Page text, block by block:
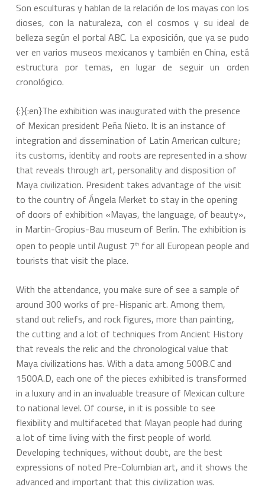
Son esculturas y hablan de la relación de los mayas con los
dioses, con la naturaleza, con el cosmos y su ideal de
belleza según el portal ABC. La exposición, que ya se pudo
ver en varios museos mexicanos y también en China, está
estructura por temas, en lugar de seguir un orden
cronológico.
{:}{:en}The exhibition was inaugurated with the presence
of Mexican president Peña Nieto. It is an instance of
integration and dissemination of Latin American culture;
its customs, identity and roots are represented in a show
that reveals through art, personality and disposition of
Maya civilization. President takes advantage of the visit
to the country of Ángela Merket to stay in the opening
of doors of exhibition «Mayas, the language, of beauty»,
in Martin-Gropius-Bau museum of Berlin. The exhibition is
open to people until August 7thfor all European people and
tourists that visit the place.
With the attendance, you make sure of see a sample of
around 300 works of pre-Hispanic art. Among them,
stand out reliefs, and rock figures, more than painting,
the cutting and a lot of techniques from Ancient History
that reveals the relic and the chronological value that
Maya civilizations has. With a data among 500B.C and
1500A.D, each one of the pieces exhibited is transformed
in a luxury and in an invaluable treasure of Mexican culture
to national level. Of course, in it is possible to see
flexibility and multifaceted that Mayan people had during
a lot of time living with the first people of world.
Developing techniques, without doubt, are the best
expressions of noted Pre-Columbian art, and it shows the
advanced and important that this civilization was.